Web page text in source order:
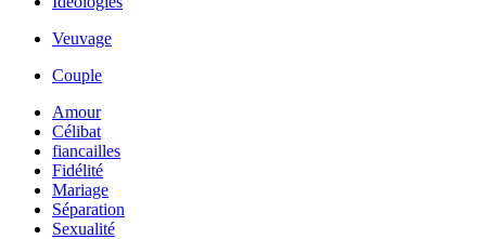
Veuvage
Couple
Amour
Célibat
fiancailles
Fidélité
Mariage
Séparation
Sexualité